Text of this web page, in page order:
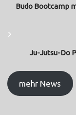
Budo Bootcamp
Ju-Jutsu-Do
mehr News